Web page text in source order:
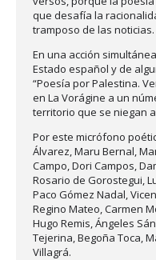
que desafía la
tramposo de las noticias.
En una acción
Estado español y de
“Poesía por Palestina.
en La Vorágine a un
territorio que se niegan
Por este micrófono
Álvarez, Maru Bernal,
Campo, Dori Campos,
Rosario de Gorostegui,
Paco Gómez Nadal,
Regino Mateo, Carmen
Hugo Remis, Ángeles
Tejerina, Begoña Toca,
Villagrá.